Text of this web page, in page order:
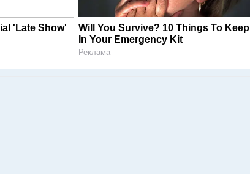
'Late Show'
Will You Survive? 10 Things To Keep
In Your Emergency Kit
Реклама